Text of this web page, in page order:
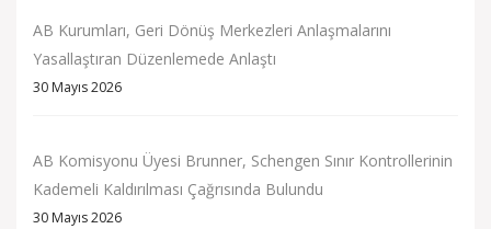
AB Kurumları, Geri Dönüş Merkezleri Anlaşmalarını
Yasallaştıran Düzenlemede Anlaştı
30 Mayıs 2026
AB Komisyonu Üyesi Brunner, Schengen Sınır Kontrollerinin
Kademeli Kaldırılması Çağrısında Bulundu
30 Mayıs 2026